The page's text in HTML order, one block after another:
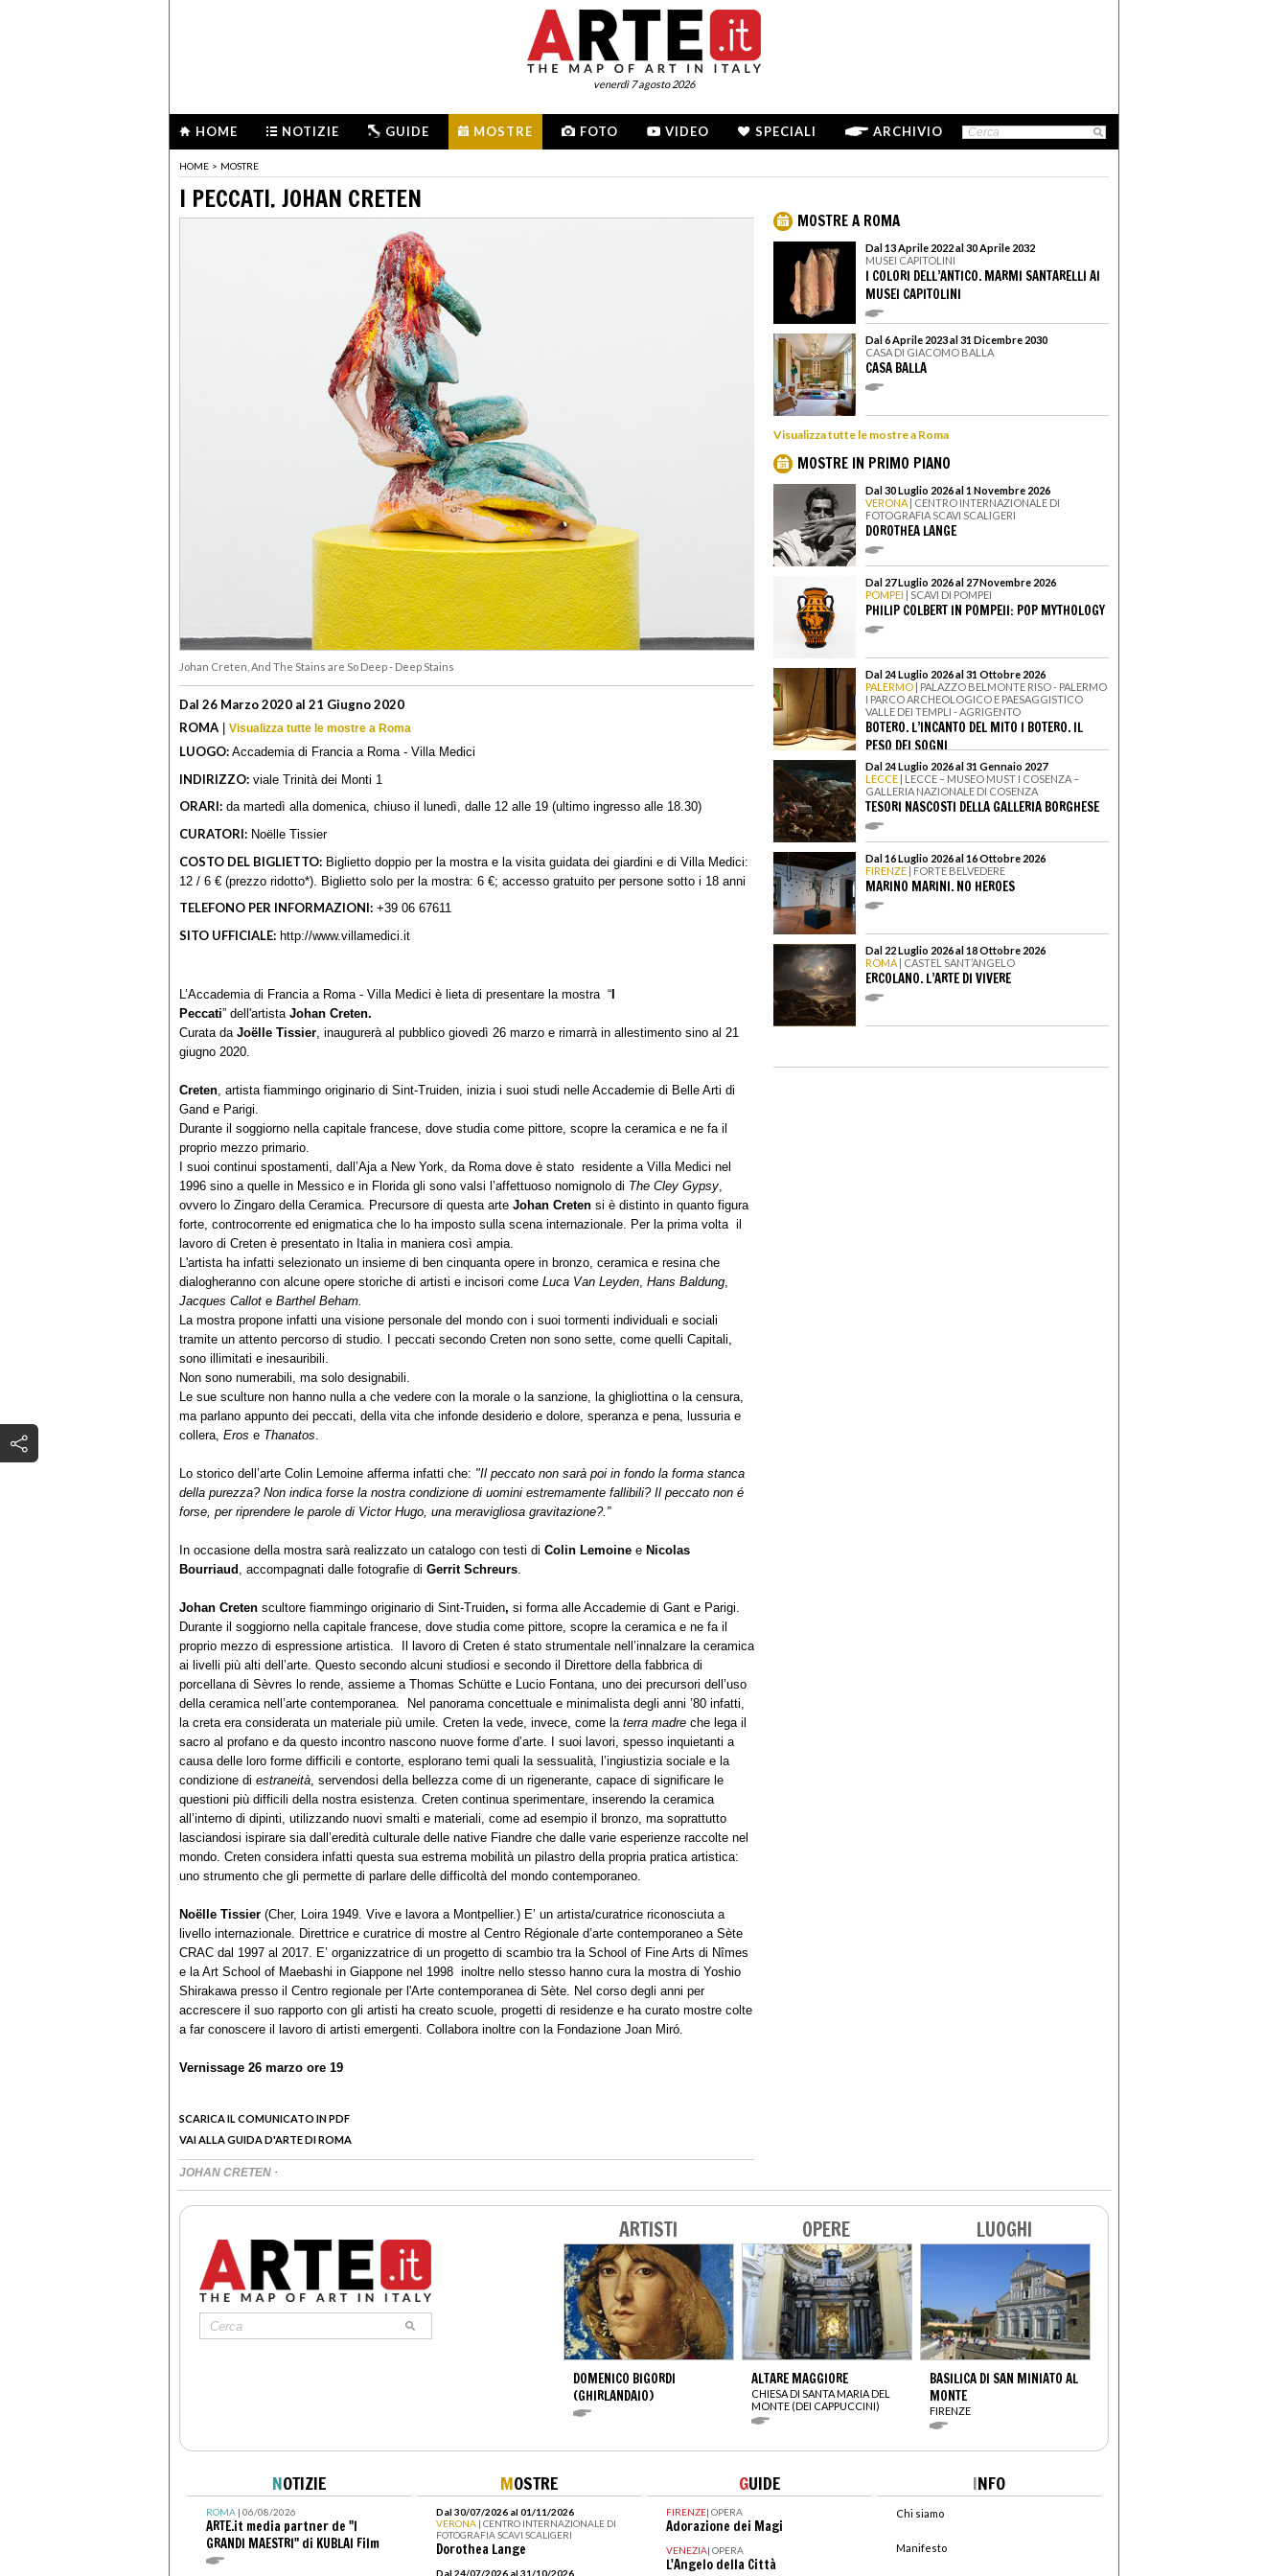
venerdì 7 agosto 2026
HOME NOTIZIE GUIDE MOSTRE FOTO VIDEO SPECIALI ARCHIVIO
HOME > MOSTRE
I PECCATI. JOHAN CRETEN
Johan Creten, And The Stains are So Deep - Deep Stains
Dal 26 Marzo 2020 al 21 Giugno 2020
ROMA | Visualizza tutte le mostre a Roma
LUOGO: Accademia di Francia a Roma - Villa Medici
INDIRIZZO: viale Trinità dei Monti 1
ORARI: da martedì alla domenica, chiuso il lunedì, dalle 12 alle 19 (ultimo ingresso alle 18.30)
CURATORI: Noëlle Tissier
COSTO DEL BIGLIETTO: Biglietto doppio per la mostra e la visita guidata dei giardini e di Villa Medici:
12 / 6 € (prezzo ridotto*). Biglietto solo per la mostra: 6 €; accesso gratuito per persone sotto i 18 anni
TELEFONO PER INFORMAZIONI: +39 06 67611
SITO UFFICIALE: http://www.villamedici.it
L’Accademia di Francia a Roma - Villa Medici è lieta di presentare la mostra “
Peccati” dell'artista Johan Creten.
Curata da Joëlle Tissier, inaugurerà al pubblico giovedì 26 marzo e rimarrà in allestimento sino al 21
giugno 2020.
Creten, artista fiammingo originario di Sint-Truiden, inizia i suoi studi nelle Accademie di Belle Arti di
Gand e Parigi.
Durante il soggiorno nella capitale francese, dove studia come pittore, scopre la ceramica e ne fa il
proprio mezzo primario.
I suoi continui spostamenti, dall’Aja a New York, da Roma dove è stato residente a Villa Medici nel
1996 sino a quelle in Messico e in Florida gli sono valsi l’affettuoso nomignolo di The Cley Gypsy,
ovvero lo Zingaro della Ceramica. Precursore di questa arte Johan Creten si è distinto in quanto figura
forte, controcorrente ed enigmatica che lo ha imposto sulla scena internazionale. Per la prima volta il
lavoro di Creten è presentato in Italia in maniera così ampia.
L'artista ha infatti selezionato un insieme di ben cinquanta opere in bronzo, ceramica e resina che
dialogheranno con alcune opere storiche di artisti e incisori come Luca Van Leyden, Hans Baldung,
Jacques Callot e Barthel Beham.
La mostra propone infatti una visione personale del mondo con i suoi tormenti individuali e sociali
tramite un attento percorso di studio. I peccati secondo Creten non sono sette, come quelli Capitali,
sono illimitati e inesauribili.
Non sono numerabili, ma solo designabili.
Le sue sculture non hanno nulla a che vedere con la morale o la sanzione, la ghigliottina o la censura,
ma parlano appunto dei peccati, della vita che infonde desiderio e dolore, speranza e pena, lussuria e
collera, Eros e Thanatos.
Lo storico dell’arte Colin Lemoine afferma infatti che: "Il peccato non sarà poi in fondo la forma stanca
della purezza? Non indica forse la nostra condizione di uomini estremamente fallibili? Il peccato non é
forse, per riprendere le parole di Victor Hugo, una meravigliosa gravitazione?.”
In occasione della mostra sarà realizzato un catalogo con testi di Colin Lemoine e Nicolas
Bourriaud , accompagnati dalle fotografie di Gerrit Schreurs.
Johan Creten scultore fiammingo originario di Sint-Truiden, si forma alle Accademie di Gant e Parigi.
Durante il soggiorno nella capitale francese, dove studia come pittore, scopre la ceramica e ne fa il
proprio mezzo di espressione artistica. Il lavoro di Creten é stato strumentale nell’innalzare la ceramica
ai livelli più alti dell’arte. Questo secondo alcuni studiosi e secondo il Direttore della fabbrica di
porcellana di Sèvres lo rende, assieme a Thomas Schütte e Lucio Fontana, uno dei precursori dell’uso
della ceramica nell’arte contemporanea. Nel panorama concettuale e minimalista degli anni ’80 infatti,
la creta era considerata un materiale più umile. Creten la vede, invece, come la terra madre che lega il
sacro al profano e da questo incontro nascono nuove forme d’arte. I suoi lavori, spesso inquietanti a
causa delle loro forme difficili e contorte, esplorano temi quali la sessualità, l’ingiustizia sociale e la
condizione di estraneità, servendosi della bellezza come di un rigenerante, capace di significare le
questioni più difficili della nostra esistenza. Creten continua sperimentare, inserendo la ceramica
all’interno di dipinti, utilizzando nuovi smalti e materiali, come ad esempio il bronzo, ma soprattutto
lasciandosi ispirare sia dall’eredità culturale delle native Fiandre che dalle varie esperienze raccolte nel
mondo. Creten considera infatti questa sua estrema mobilità un pilastro della propria pratica artistica:
uno strumento che gli permette di parlare delle difficoltà del mondo contemporaneo.
Noëlle Tissier (Cher, Loira 1949. Vive e lavora a Montpellier.) E’ un artista/curatrice riconosciuta a
livello internazionale. Direttrice e curatrice di mostre al Centro Régionale d’arte contemporaneo a Sète
CRAC dal 1997 al 2017. E’ organizzatrice di un progetto di scambio tra la School of Fine Arts di Nîmes
e la Art School of Maebashi in Giappone nel 1998 inoltre nello stesso hanno cura la mostra di Yoshio
Shirakawa presso il Centro regionale per l'Arte contemporanea di Sète. Nel corso degli anni per
accrescere il suo rapporto con gli artisti ha creato scuole, progetti di residenze e ha curato mostre colte
a far conoscere il lavoro di artisti emergenti. Collabora inoltre con la Fondazione Joan Miró.
Vernissage 26 marzo ore 19
SCARICA IL COMUNICATO IN PDF
VAI ALLA GUIDA D'ARTE DI ROMA
JOHAN CRETEN ·
MOSTRE A ROMA
Dal 13 Aprile 2022 al 30 Aprile 2032
MUSEI CAPITOLINI
I COLORI DELL’ANTICO. MARMI SANTARELLI AI
MUSEI CAPITOLINI
Dal 6 Aprile 2023 al 31 Dicembre 2030
CASA DI GIACOMO BALLA
CASA BALLA
Visualizza tutte le mostre a Roma
MOSTRE IN PRIMO PIANO
Dal 30 Luglio 2026 al 1 Novembre 2026
VERONA | CENTRO INTERNAZIONALE DI
FOTOGRAFIA SCAVI SCALIGERI
DOROTHEA LANGE
Dal 27 Luglio 2026 al 27 Novembre 2026
POMPEI | SCAVI DI POMPEI
PHILIP COLBERT IN POMPEII: POP MYTHOLOGY
Dal 24 Luglio 2026 al 31 Ottobre 2026
PALERMO | PALAZZO BELMONTE RISO - PALERMO
I PARCO ARCHEOLOGICO E PAESAGGISTICO
VALLE DEI TEMPLI - AGRIGENTO
BOTERO. L’INCANTO DEL MITO I BOTERO. IL
PESO DEI SOGNI
Dal 24 Luglio 2026 al 31 Gennaio 2027
LECCE | LECCE – MUSEO MUST I COSENZA –
GALLERIA NAZIONALE DI COSENZA
TESORI NASCOSTI DELLA GALLERIA BORGHESE
Dal 16 Luglio 2026 al 16 Ottobre 2026
FIRENZE | FORTE BELVEDERE
MARINO MARINI. NO HEROES
Dal 22 Luglio 2026 al 18 Ottobre 2026
ROMA | CASTEL SANT’ANGELO
ERCOLANO. L’ARTE DI VIVERE
ARTISTI
DOMENICO BIGORDI
(GHIRLANDAIO)
OPERE
ALTARE MAGGIORE
CHIESA DI SANTA MARIA DEL
MONTE (DEI CAPPUCCINI)
LUOGHI
BASILICA DI SAN MINIATO AL
MONTE
FIRENZE
NOTIZIE
ROMA| 06/08/2026
ARTE.it media partner de "I
GRANDI MAESTRI" di KUBLAI Film
MOSTRE
Dal 30/07/2026 al 01/11/2026
VERONA | CENTRO INTERNAZIONALE DI
FOTOGRAFIA SCAVI SCALIGERI
Dorothea Lange
Dal 24/07/2026 al 31/10/2026
GUIDE
FIRENZE| OPERA
Adorazione dei Magi
VENEZIA| OPERA
L'Angelo della Città
INFO
Chi siamo
Manifesto